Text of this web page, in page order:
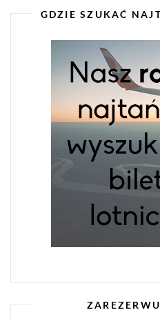
GDZIE SZUKAĆ